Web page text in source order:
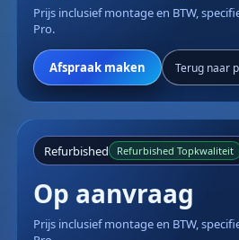
Prijs inclusief montage en BTW,
Pro.
Afspraak maken Terug naar
Refurbished Refurbished Topkwaliteit
Op aanvraag
Prijs inclusief montage en BTW,